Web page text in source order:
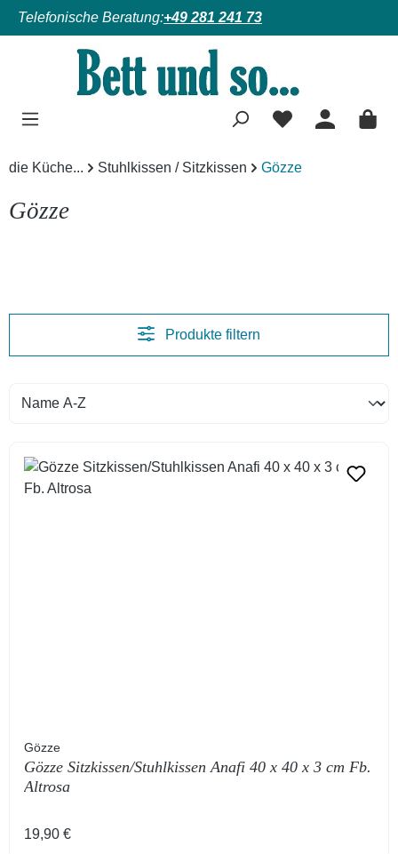
Zum Hauptinhalt springen
Telefonische Beratung:+49 281 241 73
die Küche... Stuhlkissen / Sitzkissen Gözze
Gözze
Produkte filtern
Gözze
Gözze Sitzkissen/Stuhlkissen Anafi 40 x 40 x 3 cm Fb.
Altrosa
Regulärer Preis:
19,90 €